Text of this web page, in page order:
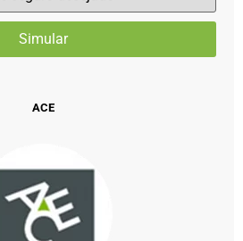
ACE